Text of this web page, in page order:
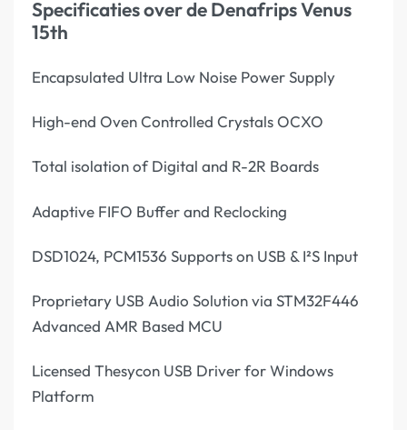
Specificaties over de Denafrips Venus
15th
Encapsulated Ultra Low Noise Power Supply
High-end Oven Controlled Crystals OCXO
Total isolation of Digital and R-2R Boards
Adaptive FIFO Buffer and Reclocking
DSD1024, PCM1536 Supports on USB & I²S Input
Proprietary USB Audio Solution via STM32F446
Advanced AMR Based MCU
Licensed Thesycon USB Driver for Windows
Platform